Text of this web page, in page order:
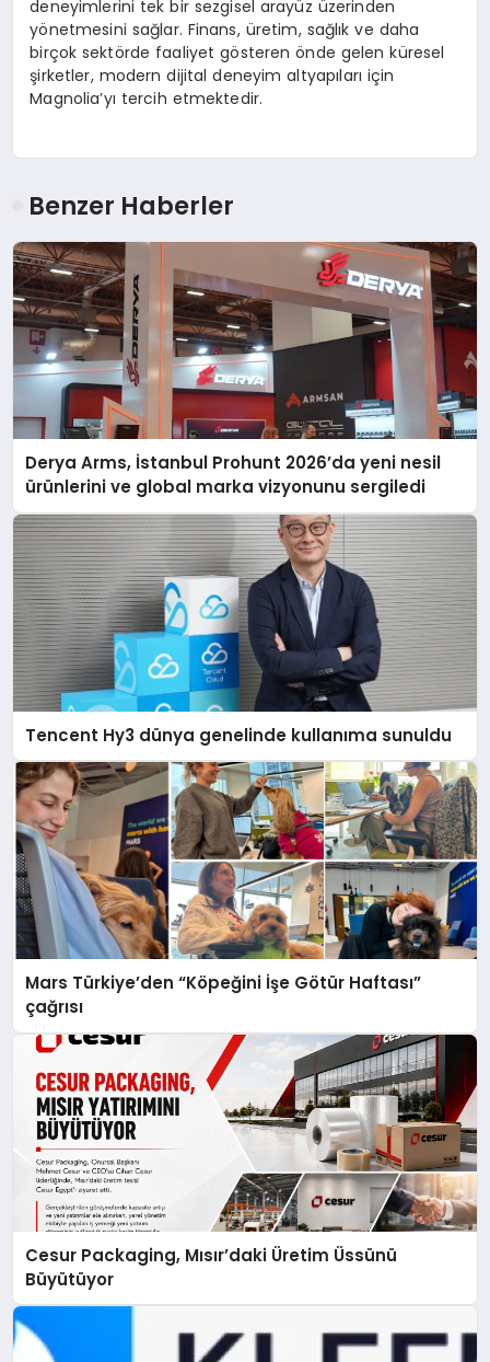
deneyimlerini tek bir sezgisel arayüz üzerinden
yönetmesini sağlar. Finans, üretim, sağlık ve daha
birçok sektörde faaliyet gösteren önde gelen küresel
şirketler, modern dijital deneyim altyapıları için
Magnolia’yı tercih etmektedir.
Benzer Haberler
Derya Arms, İstanbul Prohunt 2026’da yeni nesil
ürünlerini ve global marka vizyonunu sergiledi
Tencent Hy3 dünya genelinde kullanıma sunuldu
Mars Türkiye’den “Köpeğini İşe Götür Haftası”
çağrısı
Cesur Packaging, Mısır’daki Üretim Üssünü
Büyütüyor